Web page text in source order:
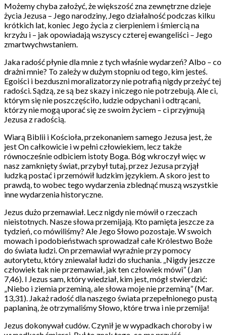
Możemy chyba założyć, że większość zna zewnętrzne dzieje
życia Jezusa – Jego narodziny, Jego działalność podczas kilku
krótkich lat, koniec Jego życia z cierpieniem i śmiercią na
krzyżu i – jak opowiadają wszyscy czterej ewangeliści – Jego
zmartwychwstaniem.
Jaka radość płynie dla mnie z tych właśnie wydarzeń? Albo – co
drażni mnie? To zależy w dużym stopniu od tego, kim jesteś.
Egoiści i bezduszni moralizatorzy nie potrafią nigdy przeżyć tej
radości. Sądzą, ze są bez skazy i niczego nie potrzebują. Ale ci,
którym się nie poszczęściło, ludzie odpychani i odtrącani,
którzy nie mogą uporać się ze swoim życiem – ci przyjmują
Jezusa z radością.
Wiarą Biblii i Kościoła, przekonaniem samego Jezusa jest, że
jest On całkowicie i w pełni człowiekiem, lecz także
równocześnie odbiciem istoty Boga. Bóg wkroczył więc w
nasz zamknięty świat, przybył tutaj, przez Jezusa przyjął
ludzką postać i przemówił ludzkim językiem. A skoro jest to
prawdą, to wobec tego wydarzenia zblednąć muszą wszystkie
inne wydarzenia historyczne.
Jezus dużo przemawiał. Lecz nigdy nie mówił o rzeczach
nieistotnych. Nasze słowa przemijają. Kto pamięta jeszcze za
tydzień, co mówiliśmy? Ale Jego Słowo pozostaje. W swoich
mowach i podobieństwach sprowadzał całe Królestwo Boże
do świata ludzi. On przemawiał wyraźnie przy pomocy
autorytetu, który zniewalał ludzi do słuchania. „Nigdy jeszcze
człowiek tak nie przemawiał, jak ten człowiek mówi” (Jan
7,46). I Jezus sam, który wiedział, kim jest, mógł stwierdzić:
„Niebo i ziemia przeminą, ale słowa moje nie przeminą” (Mar.
13,31). Jakaż radość dla naszego świata przepełnionego pustą
paplaniną, że otrzymaliśmy Słowo, które trwa i nie przemija!
Jezus dokonywał cudów. Czynił je w wypadkach choroby i w